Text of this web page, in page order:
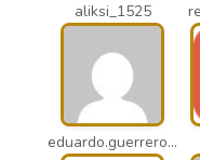
aliksi_1525
eduardo.guerrero_pto